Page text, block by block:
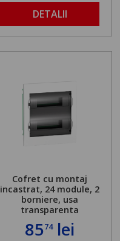
DETALII
Cofret cu montaj
incastrat, 24 module, 2
borniere, usa
transparenta
8574lei